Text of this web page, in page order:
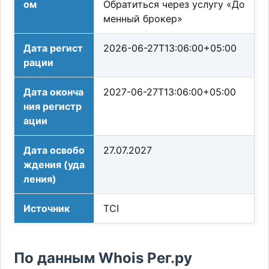
ом
Обратиться через услугу «До
менный брокер»
Дата регист
рации
2026-06-27T13:06:00+05:00
Дата оконча
ния регистр
ации
2027-06-27T13:06:00+05:00
Дата освобо
ждения (уда
ления)
27.07.2027
Источник TCI
По данным Whois Рег.ру